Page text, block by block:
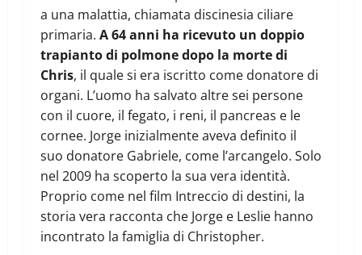
a una malattia, chiamata discinesia ciliare
primaria. A 64 anni ha ricevuto un doppio
trapianto di polmone dopo la morte di
Chris, il quale si era iscritto come donatore di
organi. L’uomo ha salvato altre sei persone
con il cuore, il fegato, i reni, il pancreas e le
cornee. Jorge inizialmente aveva definito il
suo donatore Gabriele, come l’arcangelo. Solo
nel 2009 ha scoperto la sua vera identità.
Proprio come nel film Intreccio di destini, la
storia vera racconta che Jorge e Leslie hanno
incontrato la famiglia di Christopher.